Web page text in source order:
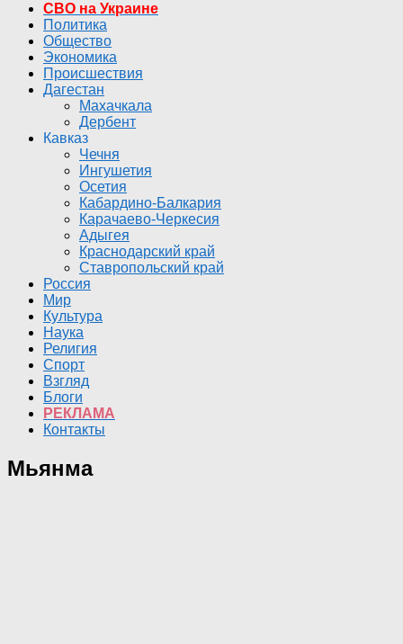
СВО на Украине
Политика
Общество
Экономика
Происшествия
Дагестан
Махачкала
Дербент
Кавказ
Чечня
Ингушетия
Осетия
Кабардино-Балкария
Карачаево-Черкесия
Адыгея
Краснодарский край
Ставропольский край
Россия
Мир
Культура
Наука
Религия
Спорт
Взгляд
Блоги
РЕКЛАМА
Контакты
Мьянма